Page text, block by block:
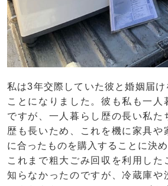
私は3年交際していた彼と婚姻届
ことになりました。彼も私も一人
ですが、一人暮らし歴の長い私た
歴も長いため、これを機に家具や
に合ったものを購入することに決め
これまで粗大ごみ回収を利用した
知らなかったのですが、冷蔵庫や